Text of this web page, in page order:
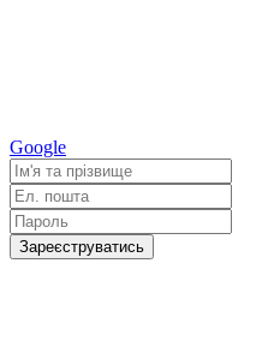
Google
Зареєструватись